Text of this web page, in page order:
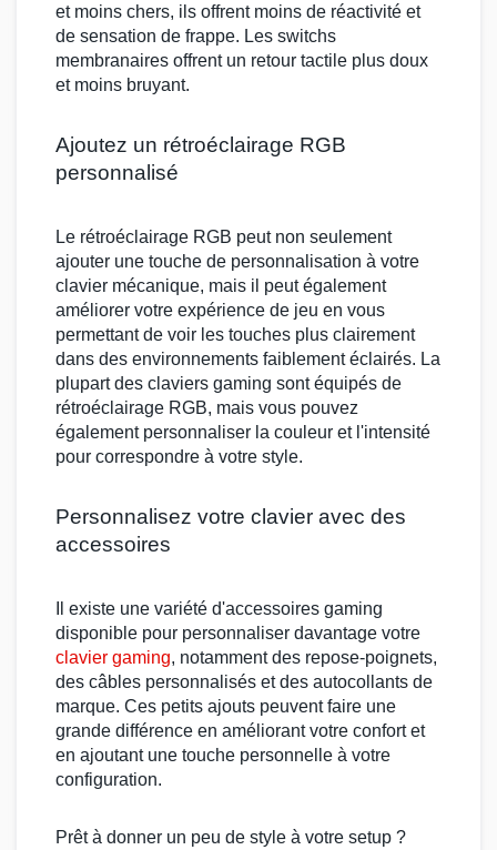
et moins chers, ils offrent moins de réactivité et
de sensation de frappe. Les switchs
membranaires offrent un retour tactile plus doux
et moins bruyant.
Ajoutez un rétroéclairage RGB
personnalisé
Le rétroéclairage RGB peut non seulement
ajouter une touche de personnalisation à votre
clavier mécanique, mais il peut également
améliorer votre expérience de jeu en vous
permettant de voir les touches plus clairement
dans des environnements faiblement éclairés. La
plupart des claviers gaming sont équipés de
rétroéclairage RGB, mais vous pouvez
également personnaliser la couleur et l'intensité
pour correspondre à votre style.
Personnalisez votre clavier avec des
accessoires
Il existe une variété d'accessoires gaming
disponible pour personnaliser davantage votre
clavier gaming, notamment des repose-poignets,
des câbles personnalisés et des autocollants de
marque. Ces petits ajouts peuvent faire une
grande différence en améliorant votre confort et
en ajoutant une touche personnelle à votre
configuration.
Prêt à donner un peu de style à votre setup ?